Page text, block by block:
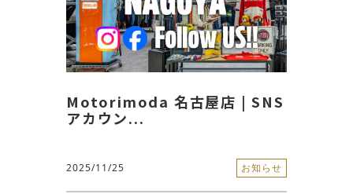
Motorimoda 名古屋店 | SNS
アカウン...
2025/11/25 お知らせ